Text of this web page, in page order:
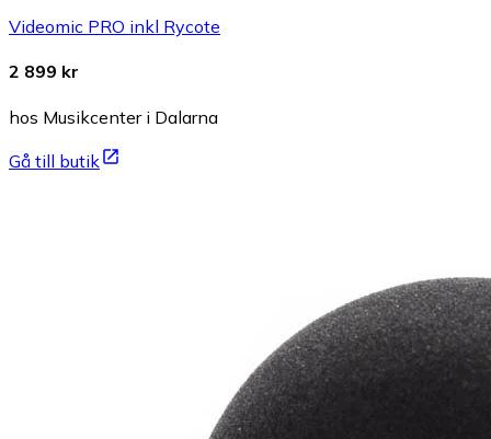
Videomic PRO inkl Rycote
2 899 kr
hos Musikcenter i Dalarna
Gå till butik